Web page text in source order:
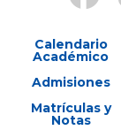
Calendario
Académico
Admisiones
Matrículas y
Notas